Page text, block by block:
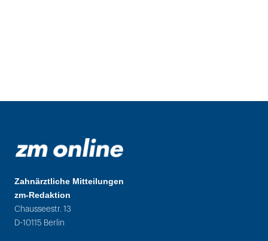
Zahnärztliche Mitteilungen
zm-Redaktion
Chausseestr. 13
D-10115 Berlin